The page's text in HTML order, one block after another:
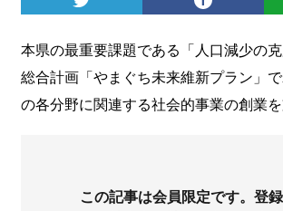
本県の最重要課題である「人口減少の
総合計画「やまぐち未来維新プラン」
の各分野に関連する社会的事業の創業を
この記事は会員限定です。登